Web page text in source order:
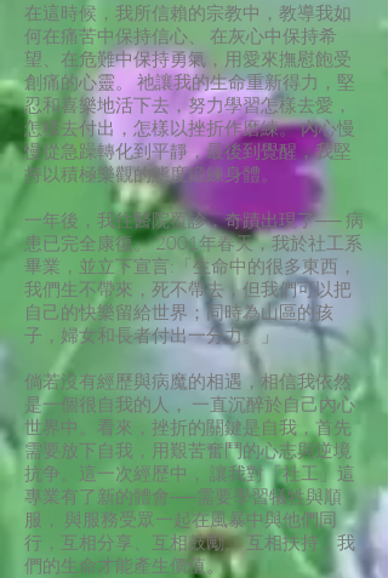
在這時候，我所信賴的宗教中，教導我如
何在痛苦中保持信心、 在灰心中保持希
望、在危難中保持勇氣，用愛來撫慰飽受
創痛的心靈。 祂讓我的生命重新得力，堅
忍和喜樂地活下去，努力學習怎樣去愛，
怎樣去付出，怎樣以挫折作磨練。 內心慢
慢從急躁轉化到平靜，最後到覺醒，我堅
持以積極樂觀的態度鍛練身體。
一年後，我往醫院覆診，奇蹟出現了── 病
患已完全康復。 2001年春天，我於社工系
畢業，並立下宣言:「生命中的很多東西，
我們生不帶來，死不帶去，但我們可以把
自己的快樂留給世界；同時為山區的孩
子，婦女和長者付出一分力。」
倘若沒有經歷與病魔的相遇，相信我依然
是一個很自我的人， 一直沉醉於自己內心
世界中。看來，挫折的關鍵是自我，首先
需要放下自我，用艱苦奮鬥的心志與逆境
抗争。這一次經歷中， 讓我對「社工」這
專業有了新的體會──需要學習犠牲與順
服， 與服務受眾一起在風暴中與他們同
行，互相分享、互相鼓勵、 互相扶持，我
們的生命才能產生價值。